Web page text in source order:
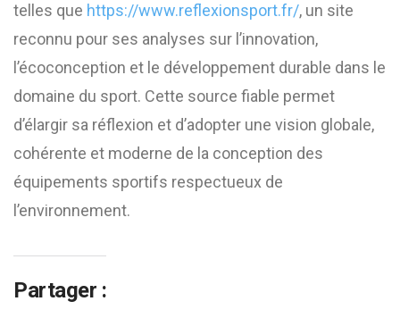
telles que https://www.reflexionsport.fr/, un site
reconnu pour ses analyses sur l’innovation,
l’écoconception et le développement durable dans le
domaine du sport. Cette source fiable permet
d’élargir sa réflexion et d’adopter une vision globale,
cohérente et moderne de la conception des
équipements sportifs respectueux de
l’environnement.
Partager :